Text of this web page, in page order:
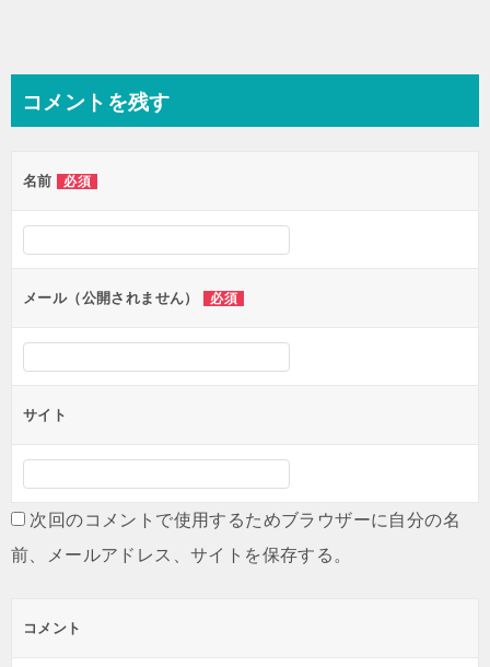
コメントを残す
名前 必須
メール（公開されません） 必須
サイト
次回のコメントで使用するためブラウザーに自分の名
前、メールアドレス、サイトを保存する。
コメント